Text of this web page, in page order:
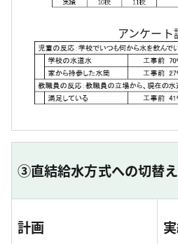
アンケート
③直結給水方式への切替
計画